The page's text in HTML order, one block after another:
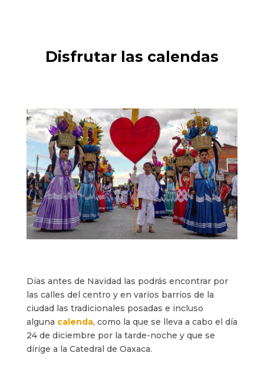
Disfrutar las calendas
Días antes de Navidad las podrás encontrar por
las calles del centro y en varios barrios de la
ciudad las tradicionales posadas e incluso
alguna calenda, como la que se lleva a cabo el día
24 de diciembre por la tarde-noche y que se
dirige a la Catedral de Oaxaca.